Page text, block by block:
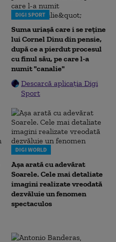
DIGI SPORT
Suma uriașă care i se reține
lui Cornel Dinu din pensie,
după ce a pierdut procesul
cu finul său, pe care l-a
numit "canalie"
Descarcă aplicația Digi
Sport
DIGI WORLD
Așa arată cu adevărat
Soarele. Cele mai detaliate
imagini realizate vreodată
dezvăluie un fenomen
spectaculos